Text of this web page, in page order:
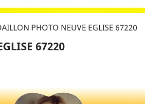
PHOTO NEUVE EGLISE 67220
67220